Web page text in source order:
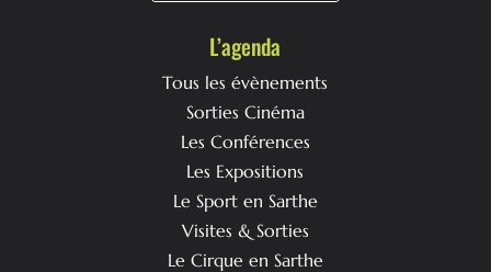
L’agenda
Tous les évènements
Sorties Cinéma
Les Conférences
Les Expositions
Le Sport en Sarthe
Visites & Sorties
Le Cirque en Sarthe